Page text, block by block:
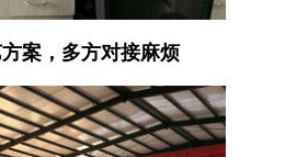
案，多方对接麻烦